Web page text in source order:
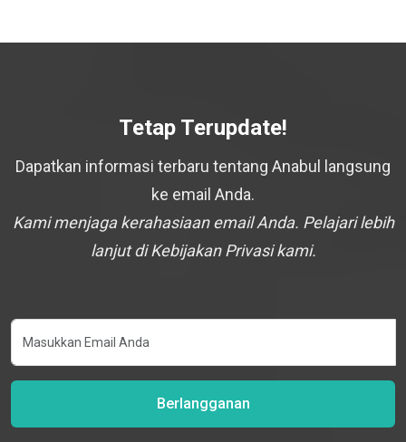
Tetap Terupdate!
Dapatkan informasi terbaru tentang Anabul langsung
ke email Anda.
Kami menjaga kerahasiaan email Anda. Pelajari lebih
lanjut di Kebijakan Privasi kami.
Berlangganan